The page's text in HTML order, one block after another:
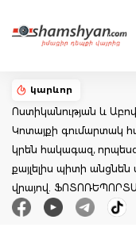
կարևոր
Ոստիկանության և
Կոտայքի գումարտակ
կրեն հակագազ,
քայլելիս պիտի
վրայով.